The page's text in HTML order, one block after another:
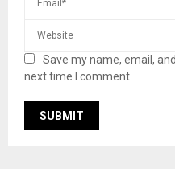
Save my name, email,
next time I comment.